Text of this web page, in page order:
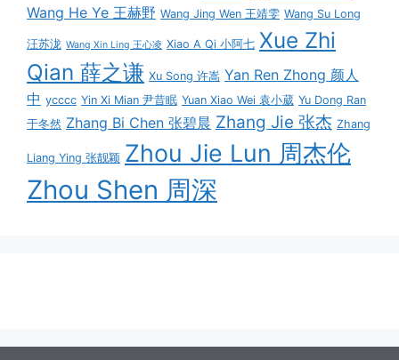
Wang He Ye 王赫野 Wang Jing Wen 王靖雯 Wang Su Long
汪苏泷 Wang Xin Ling 王心凌 Xiao A Qi 小阿七 Xue Zhi
Qian 薛之谦 Xu Song 许嵩 Yan Ren Zhong 颜人
中 ycccc Yin Xi Mian 尹昔眠 Yuan Xiao Wei 袁小葳 Yu Dong Ran
于冬然 Zhang Bi Chen 张碧晨 Zhang Jie 张杰 Zhang
Liang Ying 张靓颖 Zhou Jie Lun 周杰伦
Zhou Shen 周深